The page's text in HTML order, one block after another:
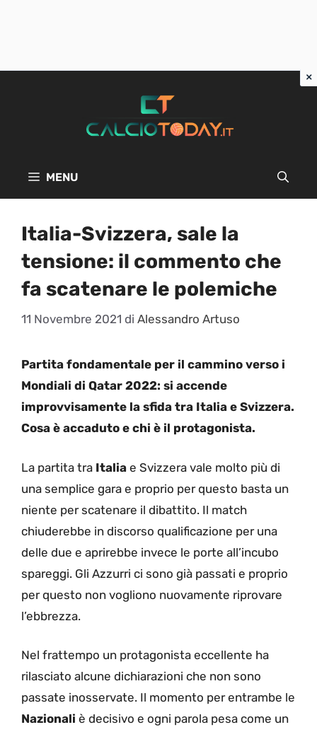
MENU
Italia-Svizzera, sale la
tensione: il commento che
fa scatenare le polemiche
11 Novembre 2021 di Alessandro Artuso
Partita fondamentale per il cammino verso i
Mondiali di Qatar 2022: si accende
improvvisamente la sfida tra Italia e Svizzera.
Cosa è accaduto e chi è il protagonista.
La partita tra Italia e Svizzera vale molto più di
una semplice gara e proprio per questo basta un
niente per scatenare il dibattito. Il match
chiuderebbe in discorso qualificazione per una
delle due e aprirebbe invece le porte all’incubo
spareggi. Gli Azzurri ci sono già passati e proprio
per questo non vogliono nuovamente riprovare
l’ebbrezza.
Nel frattempo un protagonista eccellente ha
rilasciato alcune dichiarazioni che non sono
passate inosservate. Il momento per entrambe le
Nazionali è decisivo e ogni parola pesa come un